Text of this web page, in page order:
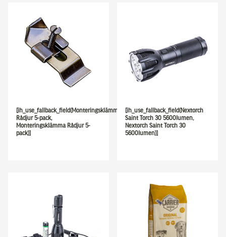
[ih_use_fallback_field(Monteringsklämma
Rådjur 5-pack,
Monteringsklämma Rådjur 5-
pack)]
[ih_use_fallback_field(Nextorch
Saint Torch 30 5600lumen,
Nextorch Saint Torch 30
5600lumen)]